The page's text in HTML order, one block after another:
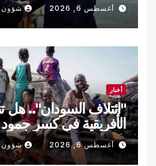
أغسطس 6, 2026 شؤون
أخبار
"ائتلاف السودان".. هل
الأفريقية في كسر جمود
أغسطس 6, 2026 شؤون